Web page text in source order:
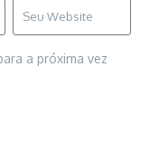
a próxima vez